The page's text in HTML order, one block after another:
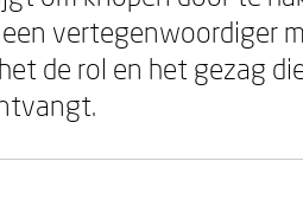
vertegenwoordiger
de rol en het gezag